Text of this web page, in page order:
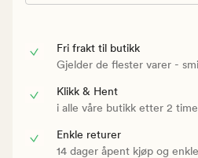
Fri frakt til butikk
Gjelder de flester varer -
Klikk & Hent
i alle våre butikk etter 2
Enkle returer
14 dager åpent kjøp og